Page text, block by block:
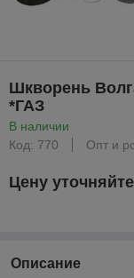
Шкворень
*ГАЗ
В наличии
Код: 770
Опт и
Цену уточняйте
Описание